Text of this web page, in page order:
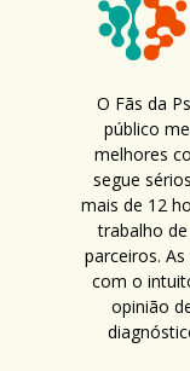
O Fãs da
público
melhores
segue
mais de 12
trabalho
parceiros.
com o
opinião